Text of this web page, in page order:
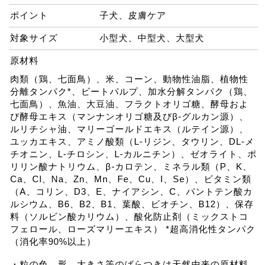
ポイント 子犬、皮膚ケア
対象サイズ 小型犬、中型犬、大型犬
原材料
肉類（鶏、七面鳥）、米、コーン、動物性油脂、植物性
分離タンパク*、ビートパルプ、加水分解タンパク（鶏、
七面鳥）、魚油、大豆油、フラクトオリゴ糖、酵母およ
び酵母エキス（マンナンオリゴ糖及びβ-グルカン源）、
ルリチシャ油、マリーゴールドエキス（ルテイン源）、
ユッカエキス、アミノ酸類（L-リジン、タウリン、DL-メ
チオニン、L-チロシン、L-カルニチン）、ゼオライト、ポ
リリン酸ナトリウム、β-カロテン、ミネラル類（P、K、
Ca、Cl、Na、Zn、Mn、Fe、Cu、I、Se）、ビタミン類
（A、コリン、D3、E、ナイアシン、C、パントテン酸カ
ルシウム、B6、B2、B1、葉酸、ビオチン、B12）、保存
料（ソルビン酸カリウム）、酸化防止剤（ミックストコ
フェロール、ローズマリーエキス） *超高消化性タンパク
（消化率90%以上）